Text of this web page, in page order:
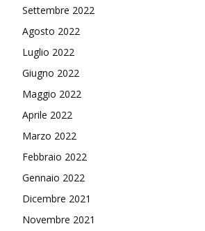
Settembre 2022
Agosto 2022
Luglio 2022
Giugno 2022
Maggio 2022
Aprile 2022
Marzo 2022
Febbraio 2022
Gennaio 2022
Dicembre 2021
Novembre 2021